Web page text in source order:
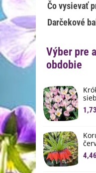
Čo vysievať
Darčekové
Výber pre
obdobie